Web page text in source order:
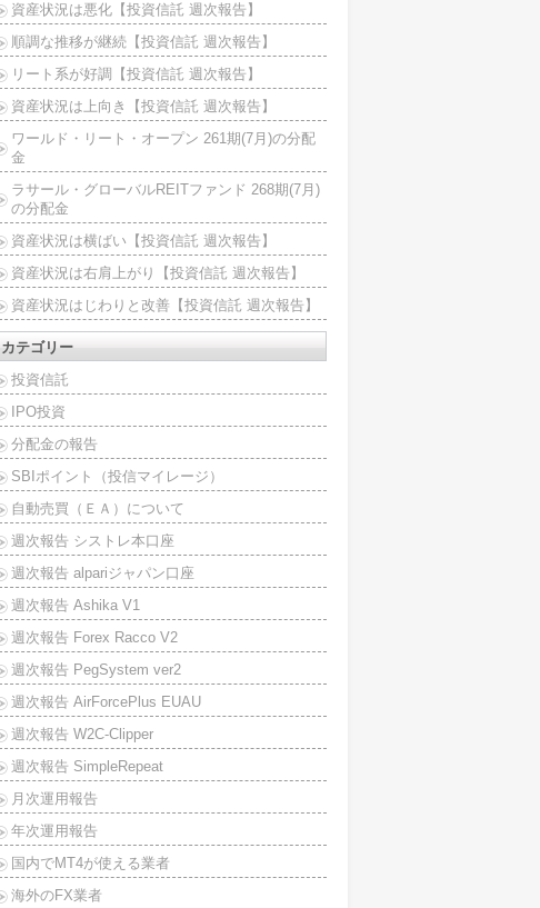
資産状況は悪化【投資信託 週次報告】
順調な推移が継続【投資信託 週次報告】
リート系が好調【投資信託 週次報告】
資産状況は上向き【投資信託 週次報告】
ワールド・リート・オープン 261期(7月)の分配
金
ラサール・グローバルREITファンド 268期(7月)
の分配金
資産状況は横ばい【投資信託 週次報告】
資産状況は右肩上がり【投資信託 週次報告】
資産状況はじわりと改善【投資信託 週次報告】
カテゴリー
投資信託
IPO投資
分配金の報告
SBIポイント（投信マイレージ）
自動売買（ＥＡ）について
週次報告 シストレ本口座
週次報告 alpariジャパン口座
週次報告 Ashika V1
週次報告 Forex Racco V2
週次報告 PegSystem ver2
週次報告 AirForcePlus EUAU
週次報告 W2C-Clipper
週次報告 SimpleRepeat
月次運用報告
年次運用報告
国内でMT4が使える業者
海外のFX業者